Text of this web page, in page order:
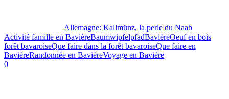
Allemagne: Kallmünz, la perle du Naab
Activité famille en BavièreBaumwipfelpfadBavièreOeuf en bois
forêt bavaroiseQue faire dans la forêt bavaroiseQue faire en
BavièreRandonnée en BavièreVoyage en Bavière
0